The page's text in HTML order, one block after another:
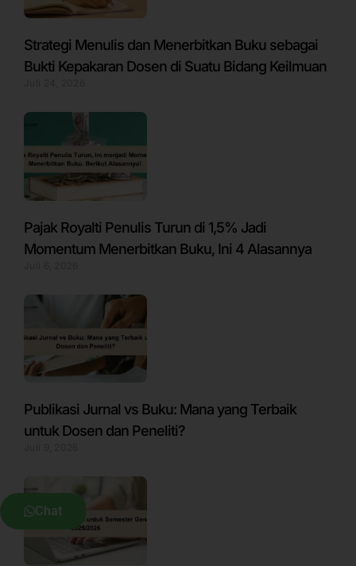
Strategi Menulis dan Menerbitkan Buku sebagai
Bukti Kepakaran Dosen di Suatu Bidang Keilmuan
Pajak Royalti Penulis Turun di 1,5% Jadi
Momentum Menerbitkan Buku, Ini 4 Alasannya
Publikasi Jurnal vs Buku: Mana yang Terbaik
untuk Dosen dan Peneliti?
Chat